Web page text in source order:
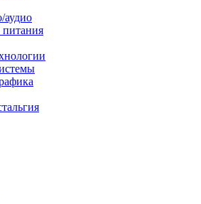
аудио